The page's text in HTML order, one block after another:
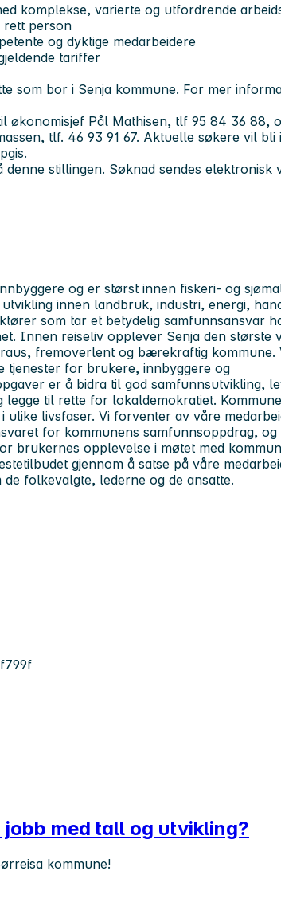
komplekse, varierte og utfordrende
rett person
og dyktige medarbeidere
tariffer
som bor i Senja kommune. For mer
økonomisjef Pål Mathisen, tlf 95 84 36 88,
tlf. 46 93 91 67. Aktuelle søkere vil bli
stillingen. Søknad sendes elektronisk
og er størst innen fiskeri‐ og
innen landbruk, industri, energi,
som tar et betydelig samfunnsansvar
Innen reiseliv opplever Senja den største
fremoverlent og bærekraftig kommune.
tjenester for brukere, innbyggere og
er å bidra til god samfunnsutvikling,
legge til rette for lokaldemokratiet.
ulike livsfaser. Vi forventer av våre
for kommunens samfunnsoppdrag, og
brukernes opplevelse i møtet med
gjennom å satse på våre
folkevalgte, lederne og de ansatte.
med tall og utvikling?
kommune!